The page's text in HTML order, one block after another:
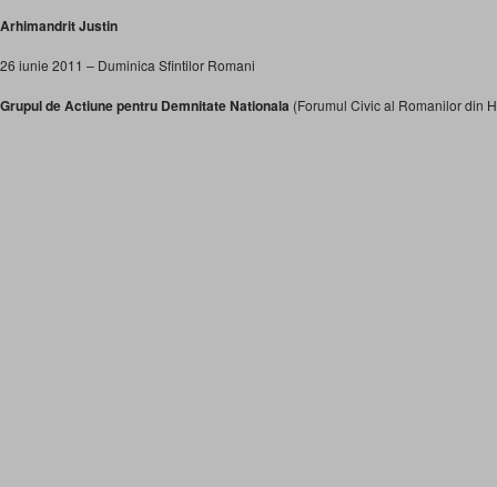
Arhimandrit Justin
26 iunie 2011 – Duminica Sfintilor Romani
Grupul de Actiune pentru Demnitate Nationala (Forumul Civic al Romanilor din